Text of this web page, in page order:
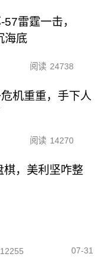
雷霆一击，
海底
阅读 24738
机重重，手下人
阅读 14270
棋，美利坚咋整
12255 07-31